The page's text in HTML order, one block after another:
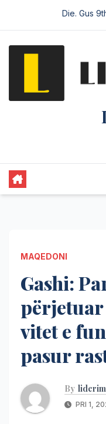
Die. Gus
MAQEDONI
Gashi:
vitet e
pasur
By
PRI 1,